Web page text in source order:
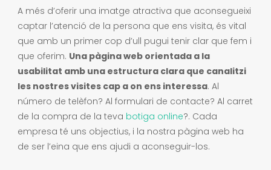
A més d’oferir una imatge atractiva que aconsegueixi
captar l’atenció de la persona que ens visita, és vital
que amb un primer cop d’ull pugui tenir clar que fem i
que oferim. Una pàgina web orientada a la
usabilitat amb una estructura clara que canalitzi
les nostres visites cap a on ens interessa. Al
número de telèfon? Al formulari de contacte? Al carret
de la compra de la teva botiga online?. Cada
empresa té uns objectius, i la nostra pàgina web ha
de ser l’eina que ens ajudi a aconseguir-los.